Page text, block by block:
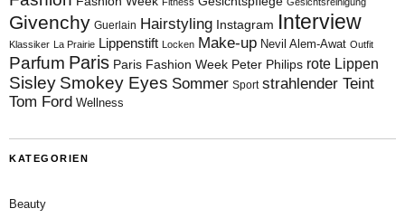
Givenchy Guerlain Hairstyling Instagram Interview
Klassiker La Prairie Lippenstift Locken Make-up Nevil Alem-Awat Outfit
Parfum Paris Paris Fashion Week Peter Philips rote Lippen
Sisley Smokey Eyes Sommer Sport strahlender Teint
Tom Ford Wellness
KATEGORIEN
Beauty